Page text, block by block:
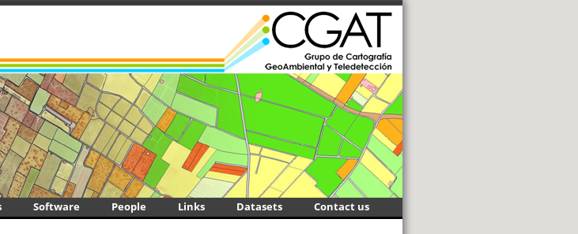
Software People Links Datasets Contact us